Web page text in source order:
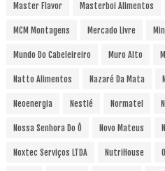
Master Flavor Masterboi Alimentos
MCM Montagens Mercado Livre
Mundo Do Cabeleireiro Muro Alto
Natto Alimentos Nazaré Da Mata
Neoenergia Nestlé Normatel
Nossa Senhora Do Ô Novo Mateus
Noxtec Serviços LTDA NutriHouse